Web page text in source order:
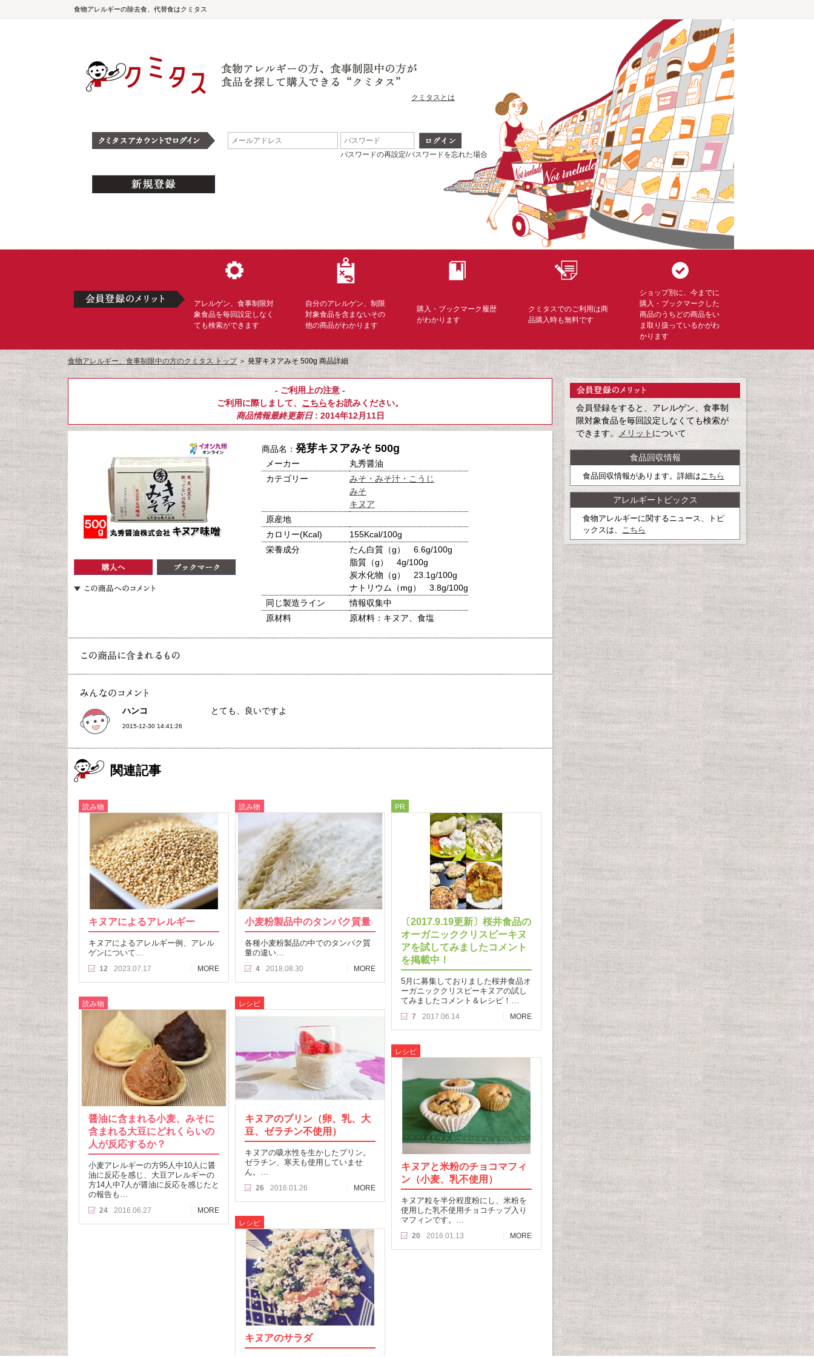
食物アレルギーの除去食、代替食はクミタス
クミタスとは
パスワードの再設定/パスワードを忘れた場合
アレルゲン、食事制限対
象食品を毎回設定しなく
ても検索ができます
自分のアレルゲン、制限
対象食品を含まないその
他の商品がわかります
購入・ブックマーク履歴
がわかります
クミタスでのご利用は商
品購入時も無料です
ショップ別に、今までに
購入・ブックマークした
商品のうちどの商品をい
ま取り扱っているかがわ
かります
食物アレルギー、食事制限中の方のクミタス トップ＞発芽キヌアみそ 500g 商品詳細
- ご利用上の注意 -
ご利用に際しまして、 こちらをお読みください。
商品情報最終更新日: 2014年12月11日
商品名： 発芽キヌアみそ 500g
メーカー
丸秀醤油
カテゴリー
みそ・みそ汁・こうじ
みそ
キヌア
原産地
カロリー(Kcal)
155Kcal/100g
栄養成分
たん白質（g） 6.6g/100g
脂質（g） 4g/100g
炭水化物（g） 23.1g/100g
ナトリウム（mg） 3.8g/100g
同じ製造ライン
情報収集中
原材料
原材料：キヌア、食塩
ハンコ
2015-12-30 14:41:26
とても、良いですよ
関連記事
読み物
キヌアによるアレルギー
キヌアによるアレルギー例、アレル
ゲンについて…
12 2023.07.17 MORE
読み物
小麦粉製品中のタンパク質量
各種小麦粉製品の中でのタンパク質
量の違い…
4 2018.08.30 MORE
PR
〔2017.9.19更新〕桜井食品の
オーガニッククリスピーキヌ
アを試してみましたコメント
を掲載中！
5月に募集しておりました桜井食品オ
ーガニッククリスピーキヌアの試し
てみましたコメント＆レシピ！…
7 2017.06.14 MORE
読み物
醤油に含まれる小麦、みそに
含まれる大豆にどれくらいの
人が反応するか？
小麦アレルギーの方95人中10人に醤
油に反応を感じ、大豆アレルギーの
方14人中7人が醤油に反応を感じたと
の報告も…
24 2016.06.27 MORE
レシピ
キヌアのプリン（卵、乳、大
豆、ゼラチン不使用）
キヌアの吸水性を生かしたプリン。
ゼラチン、寒天も使用していませ
ん。…
26 2016.01.26 MORE
レシピ
キヌアと米粉のチョコマフィ
ン（小麦、乳不使用）
キヌア粒を半分程度粉にし、米粉を
使用した乳不使用チョコチップ入り
マフィンです。…
20 2016.01.13 MORE
レシピ
キヌアのサラダ
会員登録をすると、アレルゲン、食事制
限対象食品を毎回設定しなくても検索が
できます。メリットについて
食品回収情報
食品回収情報があります。詳細は こちら
アレルギートピックス
食物アレルギーに関するニュース、トピ
ックスは、
こちら